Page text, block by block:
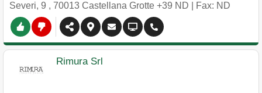
Severi, 9 , 70013 Castellana Grotte +39 ND | Fax: ND
Rimura Srl